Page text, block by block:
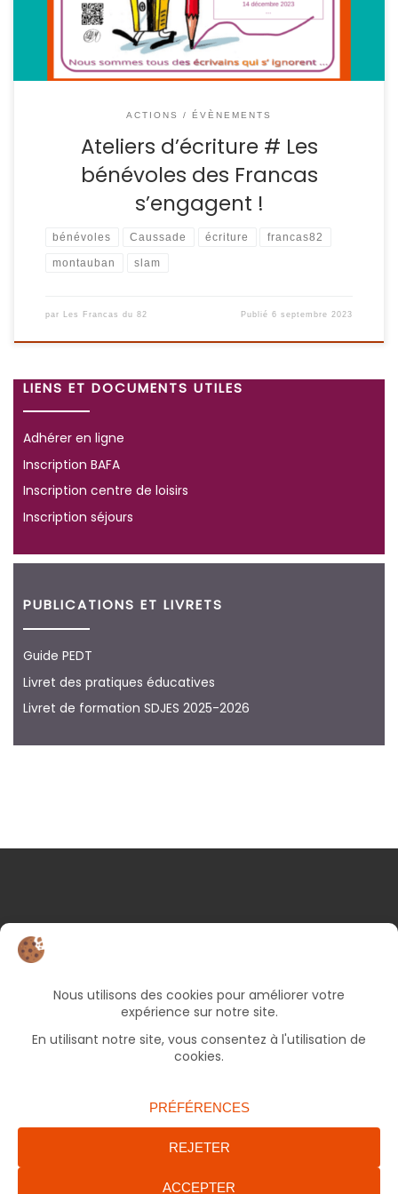
d’écriture » à l’Université Populaire à […]
ACTIONS / ÉVÈNEMENTS
Ateliers d’écriture # Les
bénévoles des Francas
s’engagent !
bénévoles Caussade écriture francas82
montauban slam
par Les Francas du 82 Publié6 septembre 2023
LIENS ET DOCUMENTS UTILES
Adhérer en ligne
Inscription BAFA
Inscription centre de loisirs
Inscription séjours
PUBLICATIONS ET LIVRETS
Guide PEDT
Livret des pratiques éducatives
Livret de formation SDJES 2025-2026
NOS COORDONNÉES
82000 Montauban
05 63 66 49 06
Bureaux ouverts le lundi et jeudi de 9h à 17h, le
mercredi et vendredi de 9h à 12h30 (fermé le